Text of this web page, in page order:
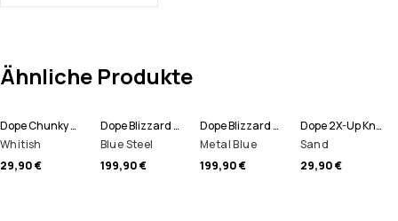
Ähnliche Produkte
Dope Chunky Mütze
Whitish
29,90 €
Dope Blizzard Full Zip Snowboardjacke Herren
Blue Steel
199,90 €
Dope Blizzard Full Zip Skijacke Herren
Metal Blue
199,90 €
Dope 2X-Up Knitted Schlauchtuch
Sand
29,90 €